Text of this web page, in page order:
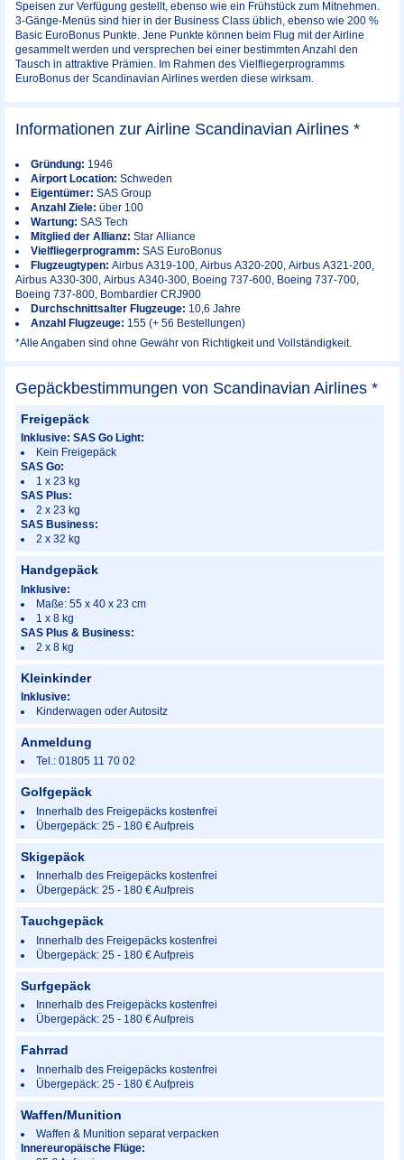
Speisen zur Verfügung gestellt, ebenso wie ein Frühstück zum Mitnehmen.
3-Gänge-Menüs sind hier in der Business Class üblich, ebenso wie 200 %
Basic EuroBonus Punkte. Jene Punkte können beim Flug mit der Airline
gesammelt werden und versprechen bei einer bestimmten Anzahl den
Tausch in attraktive Prämien. Im Rahmen des Vielfliegerprogramms
EuroBonus der Scandinavian Airlines werden diese wirksam.
Informationen zur Airline Scandinavian Airlines *
Gründung: 1946
Airport Location: Schweden
Eigentümer: SAS Group
Anzahl Ziele: über 100
Wartung: SAS Tech
Mitglied der Allianz: Star Alliance
Vielfliegerprogramm: SAS EuroBonus
Flugzeugtypen: Airbus A319-100, Airbus A320-200, Airbus A321-200,
Airbus A330-300, Airbus A340-300, Boeing 737-600, Boeing 737-700,
Boeing 737-800, Bombardier CRJ900
Durchschnittsalter Flugzeuge: 10,6 Jahre
Anzahl Flugzeuge: 155 (+ 56 Bestellungen)
*Alle Angaben sind ohne Gewähr von Richtigkeit und Vollständigkeit.
Gepäckbestimmungen von Scandinavian Airlines *
Freigepäck
Inklusive: SAS Go Light:
Kein Freigepäck
SAS Go:
1 x 23 kg
SAS Plus:
2 x 23 kg
SAS Business:
2 x 32 kg
Handgepäck
Inklusive:
Maße: 55 x 40 x 23 cm
1 x 8 kg
SAS Plus & Business:
2 x 8 kg
Kleinkinder
Inklusive:
Kinderwagen oder Autositz
Anmeldung
Tel.: 01805 11 70 02
Golfgepäck
Innerhalb des Freigepäcks kostenfrei
Übergepäck: 25 - 180 € Aufpreis
Skigepäck
Innerhalb des Freigepäcks kostenfrei
Übergepäck: 25 - 180 € Aufpreis
Tauchgepäck
Innerhalb des Freigepäcks kostenfrei
Übergepäck: 25 - 180 € Aufpreis
Surfgepäck
Innerhalb des Freigepäcks kostenfrei
Übergepäck: 25 - 180 € Aufpreis
Fahrrad
Innerhalb des Freigepäcks kostenfrei
Übergepäck: 25 - 180 € Aufpreis
Waffen/Munition
Waffen & Munition separat verpacken
Innereuropäische Flüge: